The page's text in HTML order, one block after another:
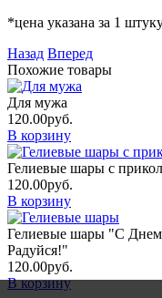
*цена указана за 1
Назад Вперед
Похожие товары
Для мужа
120.00руб.
В корзину
Гелиевые шары с
120.00руб.
В корзину
Гелиевые шары "С
Радуйся!"
120.00руб.
В корзину